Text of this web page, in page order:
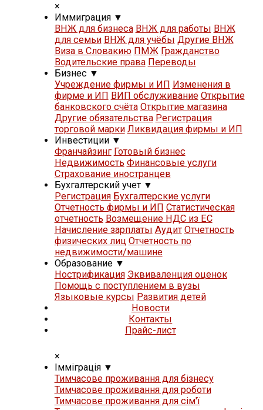
×
Иммиграция ▼
ВНЖ для бизнеса ВНЖ для работы ВНЖ
для семьи ВНЖ для учёбы Другие ВНЖ
Виза в Словакию ПМЖ Гражданство
Водительские права Переводы
Бизнес ▼
Учреждение фирмы и ИП Изменения в
фирме и ИП ВИП обслуживание Открытие
банковского счёта Открытие магазина
Другие обязательства Регистрация
торговой марки Ликвидация фирмы и ИП
Инвестиции ▼
Франчайзинг Готовый бизнес
Недвижимость Финансовые услуги
Страхование иностранцев
Бухгалтерский учет ▼
Регистрация Бухгалтерские услуги
Отчетность фирмы и ИП Статистическая
отчетность Возмещение НДС из ЕС
Начисление зарплаты Аудит Отчетность
физических лиц Отчетность по
недвижимости/машине
Образование ▼
Нострификация Эквиваленция оценок
Помощь с поступлением в вузы
Языковые курсы Развития детей
Новости
Контакты
Прайс-лист
×
Iммiграцiя ▼
Тимчасове проживання для бізнесу
Тимчасове проживання для роботи
Тимчасове проживання для сім'ї